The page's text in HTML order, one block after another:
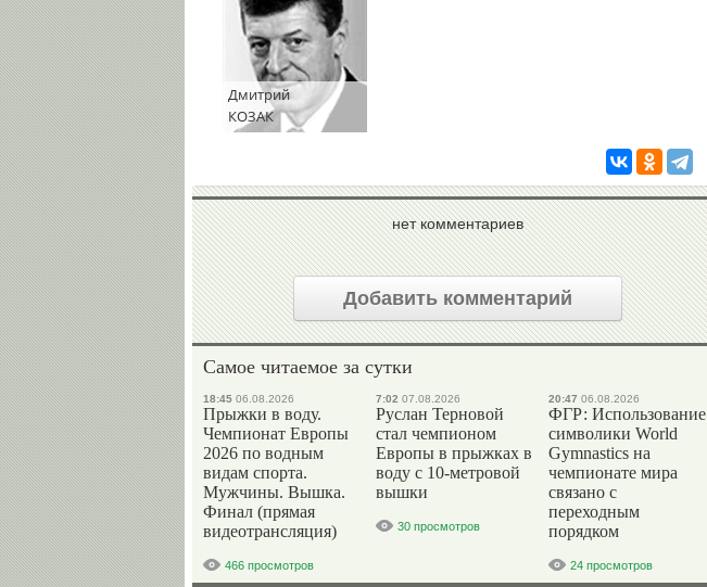
Дмитрий
КОЗАК
нет комментариев
Добавить комментарий
Самое читаемое за сутки
18:45 06.08.2026
Прыжки в воду.
Чемпионат Европы
2026 по водным
видам спорта.
Мужчины. Вышка.
Финал (прямая
видеотрансляция)
466 просмотров
7:02 07.08.2026
Руслан Терновой
стал чемпионом
Европы в прыжках в
воду с 10-метровой
вышки
30 просмотров
20:47 06.08.2026
ФГР: Использование
символики World
Gymnastics на
чемпионате мира
связано с
переходным
порядком
24 просмотров